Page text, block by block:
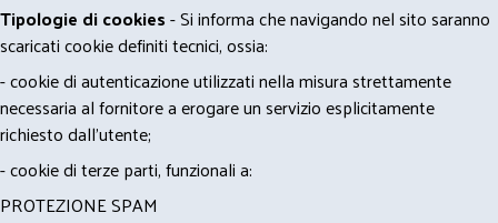
Tipologie di cookies- Si informa che navigando nel sito saranno
scaricati cookie definiti tecnici, ossia:
- cookie di autenticazione utilizzati nella misura strettamente
necessaria al fornitore a erogare un servizio esplicitamente
richiesto dall'utente;
- cookie di terze parti, funzionali a:
PROTEZIONE SPAM